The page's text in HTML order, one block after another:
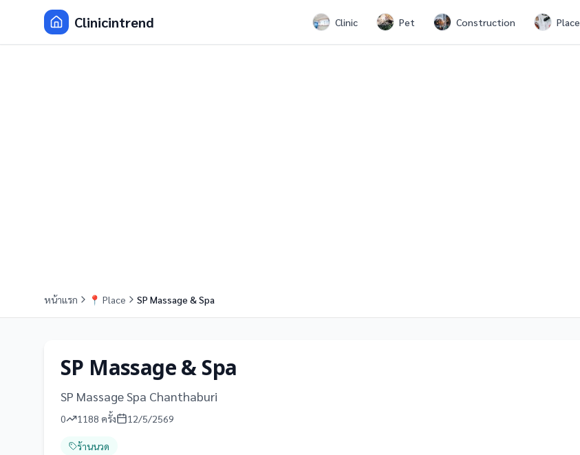
Clinicintrend Clinic Pet Construction Place
หน้าแรก 📍 Place SP Massage & Spa
SP Massage & Spa
SP Massage Spa Chanthaburi
0 1188 ครั้ง 12/5/2569
ร้านนวด